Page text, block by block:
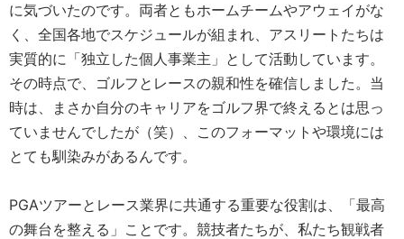
に気づいたのです。両者ともホームチームやアウェイがな
く、全国各地でスケジュールが組まれ、アスリートたちは
実質的に「独立した個人事業主」として活動しています。
その時点で、ゴルフとレースの親和性を確信しました。当
時は、まさか自分のキャリアをゴルフ界で終えるとは思っ
ていませんでしたが（笑）、このフォーマットや環境には
とても馴染みがあるんです。
PGAツアーとレース業界に共通する重要な役割は、「最高
の舞台を整える」ことです。競技者たちが、私たち観戦者